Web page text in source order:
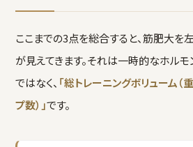
ここまでの3点を総合すると、筋肥大を
が見えてきます。それは一時的なホル
ではなく、 「総トレーニングボリューム
プ数）」です。